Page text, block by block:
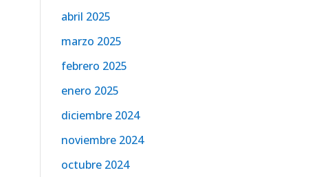
abril 2025
marzo 2025
febrero 2025
enero 2025
diciembre 2024
noviembre 2024
octubre 2024